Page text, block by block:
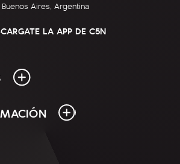
Buenos Aires, Argentina
LA APP DE C5N